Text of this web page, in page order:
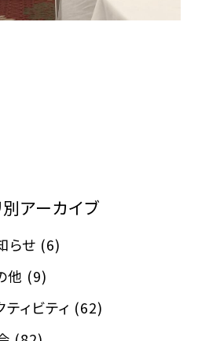
アーカイブ
らせ (6)
他 (9)
ティビティ (62)